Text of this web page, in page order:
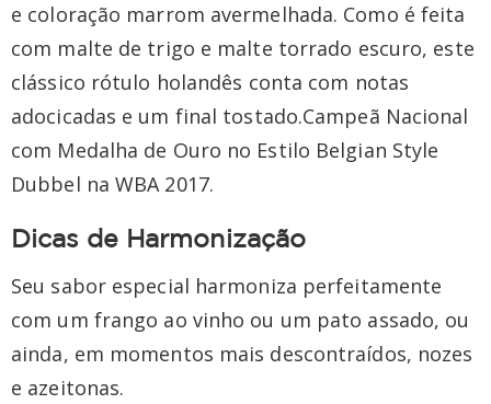
e coloração marrom avermelhada. Como é feita
com malte de trigo e malte torrado escuro, este
clássico rótulo holandês conta com notas
adocicadas e um final tostado.Campeã Nacional
com Medalha de Ouro no Estilo Belgian Style
Dubbel na WBA 2017.
Dicas de Harmonização
Seu sabor especial harmoniza perfeitamente
com um frango ao vinho ou um pato assado, ou
ainda, em momentos mais descontraídos, nozes
e azeitonas.